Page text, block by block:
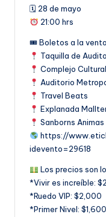
🗓 28 de mayo
21:00 hrs
🎟 Boletos a la
Taquilla de
Complejo
Auditorio
Travel Beats
Explanada
Sanborns Animas
https://
idevento=29618
Los precios son
*Vivir es increíble:
*Ruedo VIP: $2,000
*Primer Nivel: $1,600